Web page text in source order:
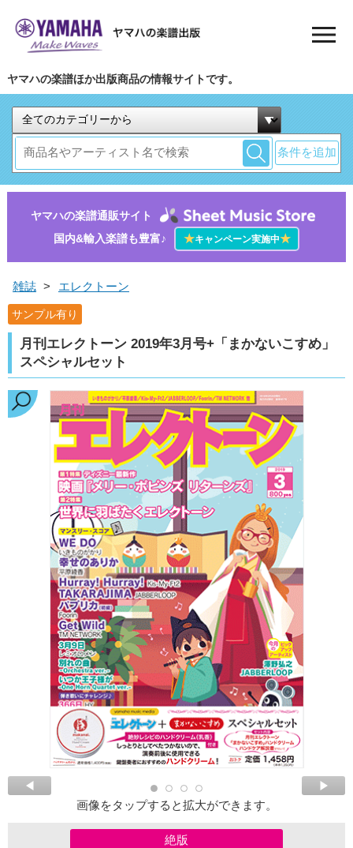
ヤマハの楽譜ほか出版商品の情報サイトです。
条件を追加
ヤマハの楽譜通販サイト
国内&輸入楽譜も豊富♪
★キャンペーン実施中★
雑誌 > エレクトーン
サンプル有り
月刊エレクトーン 2019年3月号+「まかないこすめ」
スペシャルセット
画像をタップすると拡大ができます。
絶版